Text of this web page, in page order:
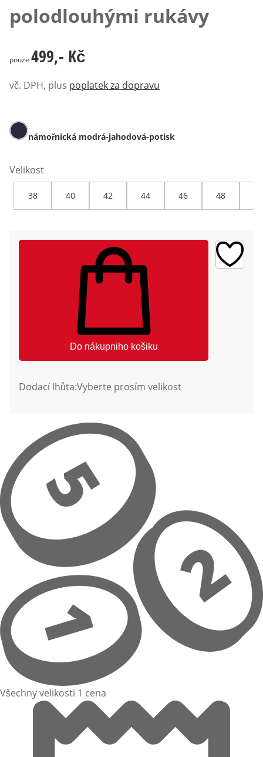
polodlouhými rukávy
499,- Kč
pouze 499,- Kč
vč. DPH, plus poplatek za dopravu
námořnická modrá-jahodová-potisk
Velikost
38 40 42 44 46 48
Do nákupniho košiku
Dodací lhůta:Vyberte prosím velikost
Všechny velikosti 1 cena